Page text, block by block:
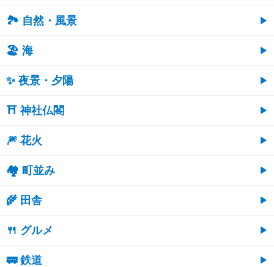
🏞️ 自然・風景
🏖 海
✨ 夜景・夕陽
⛩ 神社仏閣
🎆 花火
🏘 町並み
🌾 田舎
🍴 グルメ
🚃 鉄道